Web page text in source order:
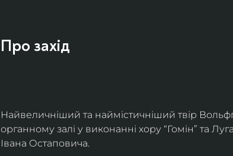
Про захід
Найвеличніший та наймістичніший твір
органному залі у виконанні хору “Гомін” та
Івана Остаповича.